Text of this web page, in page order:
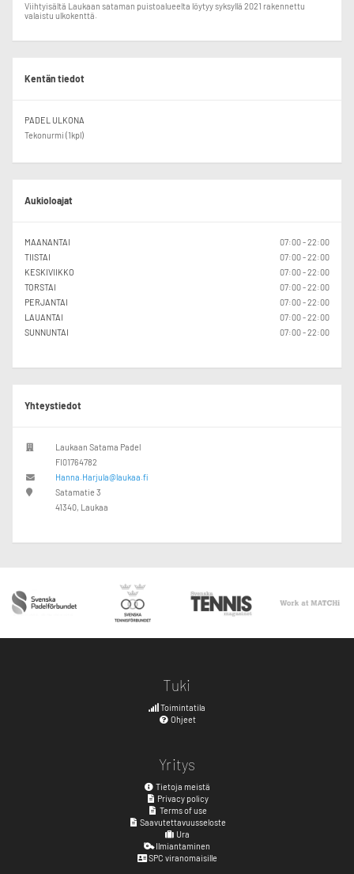
Viihtyisältä Laukaan sataman puistoalueelta löytyy syksyllä 2021 rakennettu
valaistu ulkokenttä.
Kentän tiedot
PADEL ULKONA
Tekonurmi (1kpl)
Aukioloajat
MAANANTAI
07:00 - 22:00
TIISTAI
07:00 - 22:00
KESKIVIIKKO
07:00 - 22:00
TORSTAI
07:00 - 22:00
PERJANTAI
07:00 - 22:00
LAUANTAI
07:00 - 22:00
SUNNUNTAI
07:00 - 22:00
Yhteystiedot
Laukaan Satama Padel
FI01764782
Hanna.Harjula@laukaa.fi
Satamatie 3
41340, Laukaa
Tuki
Toimintatila
Ohjeet
Yritys
Tietoja meistä
Privacy policy
Terms of use
Saavutettavuusseloste
Ura
Ilmiantaminen
SPC viranomaisille